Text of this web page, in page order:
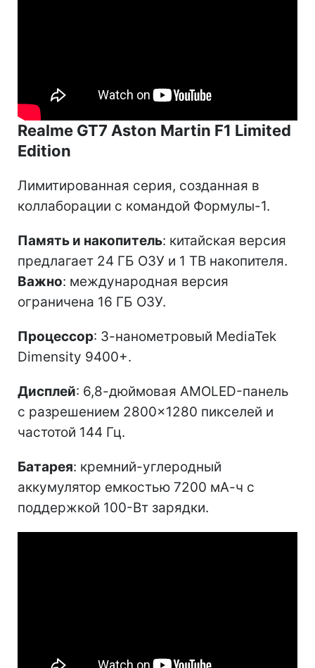
Realme GT7 Aston Martin F1 Limited
Edition
Лимитированная серия, созданная в
коллаборации с командой Формулы-1.
Память и накопитель: китайская версия
предлагает 24 ГБ ОЗУ и 1 ТВ накопителя.
Важно: международная версия
ограничена 16 ГБ ОЗУ.
Процессор: 3-нанометровый MediaTek
Dimensity 9400+.
Дисплей: 6,8-дюймовая AMOLED-панель
с разрешением 2800×1280 пикселей и
частотой 144 Гц.
Батарея: кремний-углеродный
аккумулятор емкостью 7200 мА-ч с
поддержкой 100-Вт зарядки.